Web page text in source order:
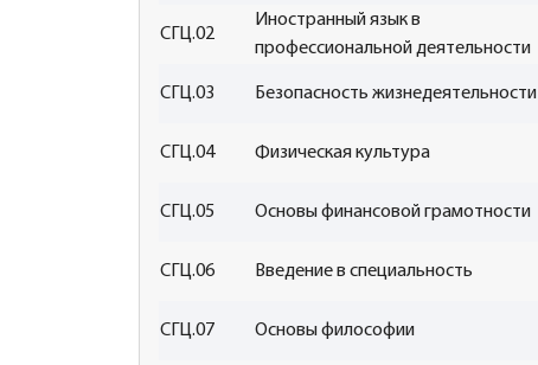
СГЦ.02
Иностранный язык в
профессиональной деятельности
СГЦ.03 Безопасность жизнедеятельности
СГЦ.04 Физическая культура
СГЦ.05 Основы финансовой грамотности
СГЦ.06 Введение в специальность
СГЦ.07 Основы философии